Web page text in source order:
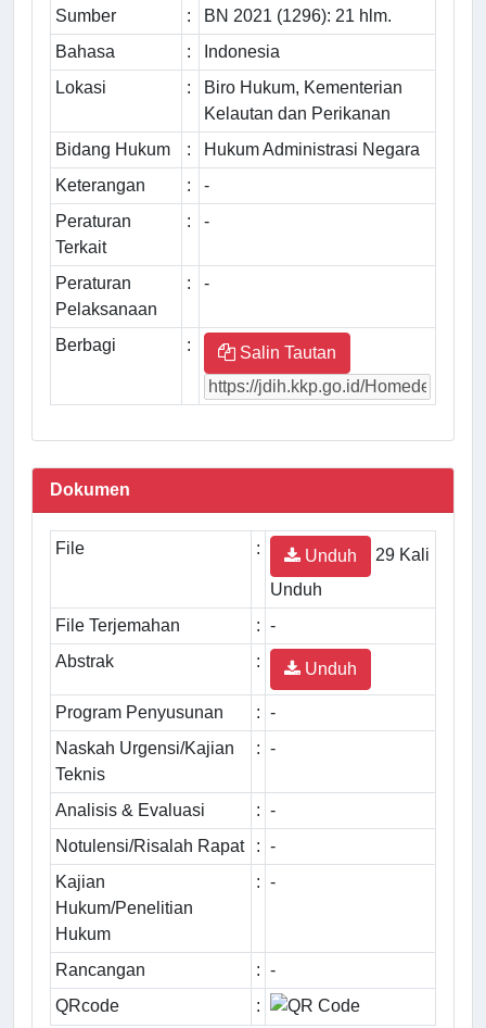
Sumber :
BN 2021 (1296): 21 hlm.
Bahasa
:
Indonesia
Lokasi
:
Biro Hukum, Kementerian
Kelautan dan Perikanan
Bidang Hukum
:
Hukum Administrasi Negara
Keterangan
:
-
Peraturan
Terkait
: -
Peraturan
Pelaksanaan
: -
Berbagi : Salin Tautan
Dokumen
File : Unduh
29 Kali
Unduh
File Terjemahan
: -
Abstrak
: Unduh
Program Penyusunan : -
Naskah Urgensi/Kajian
Teknis
: -
Analisis & Evaluasi : -
Notulensi/Risalah Rapat
: -
Kajian
Hukum/Penelitian
Hukum
: -
Rancangan : -
QRcode
: